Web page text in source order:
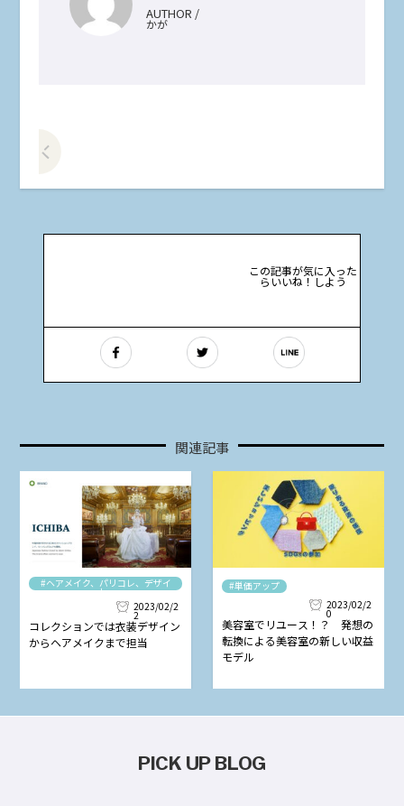
AUTHOR /
かが
この記事が気に入った
らいいね！しよう
関連記事
#ヘアメイク、パリコレ、デザイ
ナー
2023/02/2
2
コレクションでは衣装デザイン
からヘアメイクまで担当
#単価アップ
2023/02/2
0
美容室でリユース！？ 発想の
転換による美容室の新しい収益
モデル
PICK UP BLOG